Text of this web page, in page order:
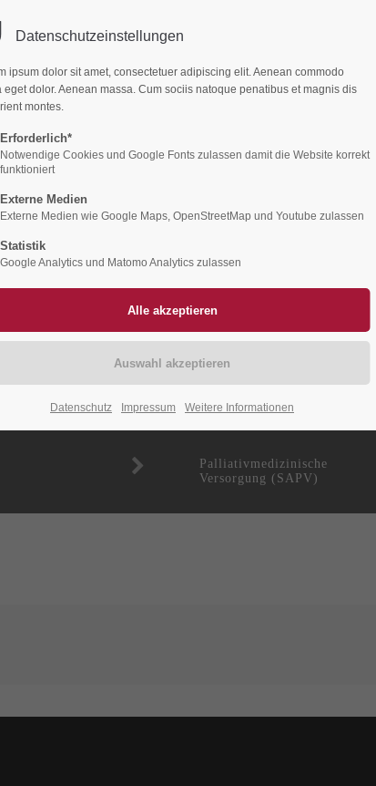
sit amet:
for our customers
- 5:00pm
Cybersteel Inc.
info@yourdomain.com
Home
Palliativmedizinische
Versorgung (SAPV)
Datenschutzeinstellungen
ipsum dolor sit amet, consectetuer adipiscing elit. Aenean commodo
eget dolor. Aenean massa. Cum sociis natoque penatibus et magnis dis
montes.
Erforderlich*
Notwendige Cookies und Google Fonts zulassen damit die Website korrekt
funktioniert
Externe Medien
Externe Medien wie Google Maps, OpenStreetMap und Youtube zulassen
Statistik
Google Analytics und Matomo Analytics zulassen
Datenschutz Impressum Weitere Informationen